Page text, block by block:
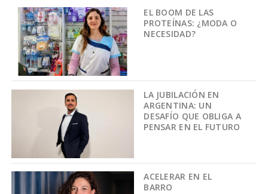
EL BOOM DE LAS
PROTEÍNAS: ¿MODA O
NECESIDAD?
LA JUBILACIÓN EN
ARGENTINA: UN
DESAFÍO QUE OBLIGA A
PENSAR EN EL FUTURO
ACELERAR EN EL
BARRO